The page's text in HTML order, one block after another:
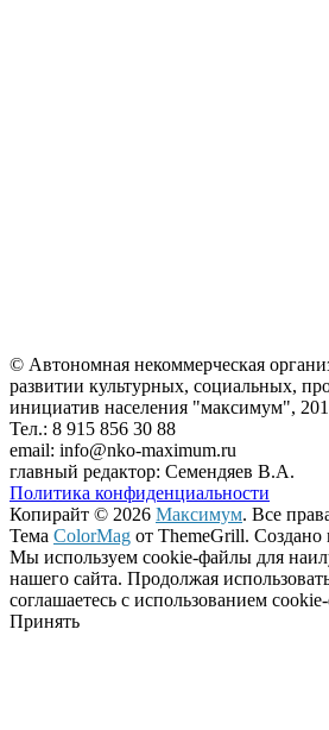
© Автономная некоммерческая
развитии культурных, социальных,
инициатив населения "максимум",
Тел.: 8 915 856 30 88
email: info@nko-maximum.ru
главный редактор: Семендяев В.А.
Политика конфиденциальности
Копирайт © 2026 Максимум. Все
Тема ColorMag от ThemeGrill. Создано
Мы используем cookie-файлы для
нашего сайта. Продолжая
соглашаетесь с использованием
Принять